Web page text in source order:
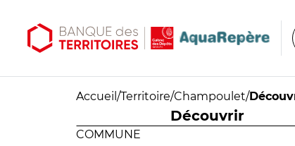
Accueil /Territoire/Champoulet/
Découvrir
COMMUNE